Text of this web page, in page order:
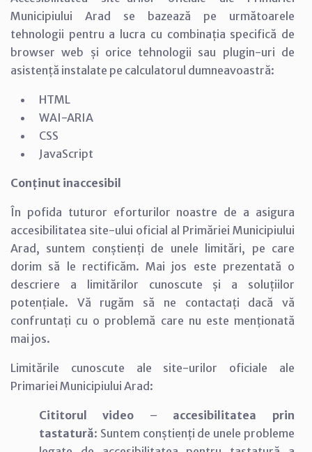
Municipiului Arad se bazează pe următoarele
tehnologii pentru a lucra cu combinația specifică de
browser web și orice tehnologii sau plugin-uri de
asistență instalate pe calculatorul dumneavoastră:
HTML
WAI-ARIA
CSS
JavaScript
Conținut inaccesibil
În pofida tuturor eforturilor noastre de a asigura
accesibilitatea site-ului oficial al Primăriei Municipiului
Arad, suntem conștienți de unele limitări, pe care
dorim să le rectificăm. Mai jos este prezentată o
descriere a limitărilor cunoscute și a soluțiilor
potențiale. Vă rugăm să ne contactați dacă vă
confruntați cu o problemă care nu este menționată
mai jos.
Limitările cunoscute ale site-urilor oficiale ale
Primariei Municipiului Arad:
Cititorul video – accesibilitatea prin
tastatură: Suntem conștienți de unele probleme